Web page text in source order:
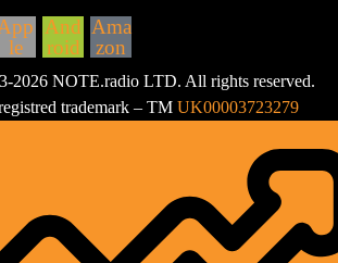
le
And
roid
Ama
zon
2026 NOTE.radio LTD. All rights reserved.
trademark – TM UK00003723279